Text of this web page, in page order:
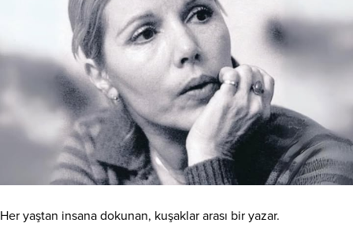
Her yaştan insana dokunan, kuşaklar arası bir yazar.